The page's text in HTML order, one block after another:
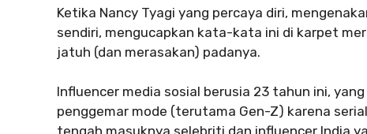
Ketika Nancy Tyagi yang percaya diri,
sendiri, mengucapkan kata-kata ini di karpet
jatuh (dan merasakan) padanya.
Influencer media sosial berusia 23 tahun ini,
penggemar mode (terutama Gen-Z) karena
tengah masuknya selebriti dan influencer India